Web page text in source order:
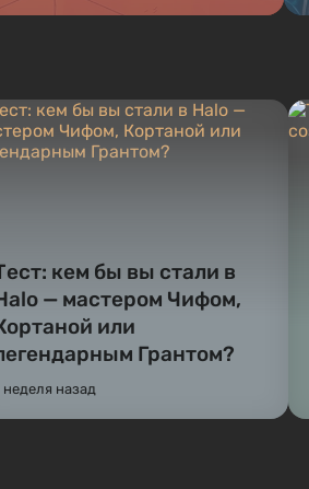
кем бы вы стали в
— мастером Чифом,
или
Грантом?
неделя назад